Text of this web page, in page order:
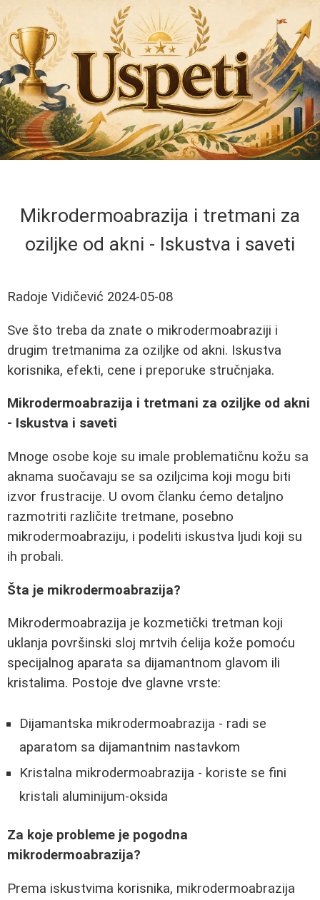
Mikrodermoabrazija i tretmani za
oziljke od akni - Iskustva i saveti
Radoje Vidičević 2024-05-08
Sve što treba da znate o mikrodermoabraziji i
drugim tretmanima za oziljke od akni. Iskustva
korisnika, efekti, cene i preporuke stručnjaka.
Mikrodermoabrazija i tretmani za oziljke od akni
- Iskustva i saveti
Mnoge osobe koje su imale problematičnu kožu sa
aknama suočavaju se sa oziljcima koji mogu biti
izvor frustracije. U ovom članku ćemo detaljno
razmotriti različite tretmane, posebno
mikrodermoabraziju, i podeliti iskustva ljudi koji su
ih probali.
Šta je mikrodermoabrazija?
Mikrodermoabrazija je kozmetički tretman koji
uklanja površinski sloj mrtvih ćelija kože pomoću
specijalnog aparata sa dijamantnom glavom ili
kristalima. Postoje dve glavne vrste:
Dijamantska mikrodermoabrazija - radi se
aparatom sa dijamantnim nastavkom
Kristalna mikrodermoabrazija - koriste se fini
kristali aluminijum-oksida
Za koje probleme je pogodna
mikrodermoabrazija?
Prema iskustvima korisnika, mikrodermoabrazija